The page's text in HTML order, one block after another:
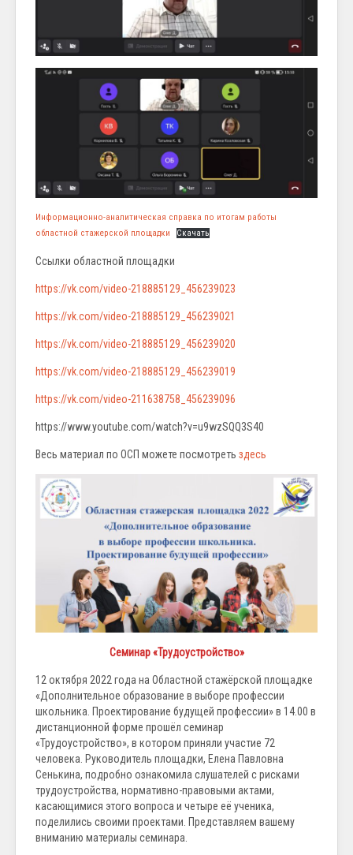
Информационно-аналитическая справка по итогам работы
областной стажерской площадки
Скачать
Ссылки областной площадки
https://vk.com/video-218885129_456239023
https://vk.com/video-218885129_456239021
https://vk.com/video-218885129_456239020
https://vk.com/video-218885129_456239019
https://vk.com/video-211638758_456239096
https://www.youtube.com/watch?v=u9wzSQQ3S40
Весь материал по ОСП можете посмотреть здесь
Семинар «Трудоустройство»
12 октября 2022 года на Областной стажёрской площадке
«Дополнительное образование в выборе профессии
школьника. Проектирование будущей профессии» в 14.00 в
дистанционной форме прошёл семинар
«Трудоустройство», в котором приняли участие 72
человека. Руководитель площадки, Елена Павловна
Сенькина, подробно ознакомила слушателей с рисками
трудоустройства, нормативно-правовыми актами,
касающимися этого вопроса и четыре её ученика,
поделились своими проектами. Представляем вашему
вниманию материалы семинара.